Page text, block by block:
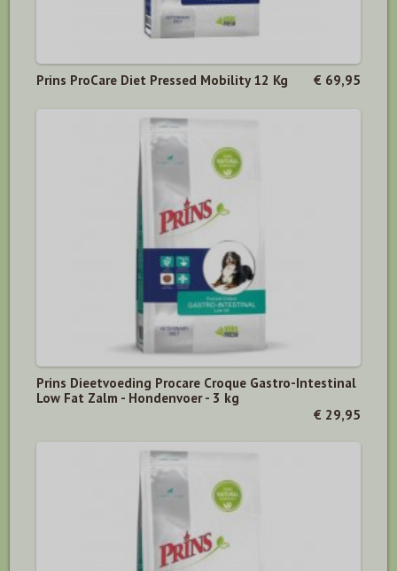
Prins ProCare Diet Pressed Mobility 12 Kg € 69,95
Prins Dieetvoeding Procare Croque Gastro-Intestinal
Low Fat Zalm - Hondenvoer - 3 kg
€ 29,95